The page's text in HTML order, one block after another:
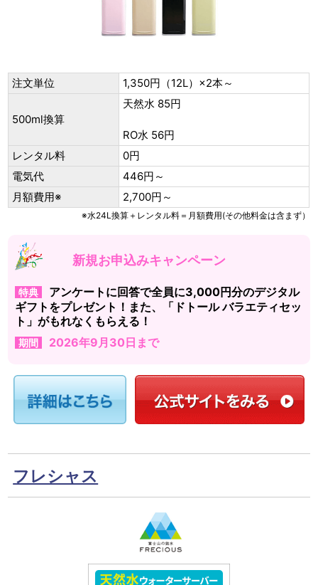
注文単位 1,350円（12L）×2本～
500ml換算
天然水 85円
RO水 56円
レンタル料
0円
電気代
446円～
月額費用※
2,700円～
※水24L換算＋レンタル料＝月額費用(その他料金は含まず）
新規お申込みキャンペーン
特典
アンケートに回答で全員に3,000円分のデジタル
ギフトをプレゼント！また、「ドトール バラエティセッ
ト」がもれなくもらえる！
期間 2026年9月30日まで
フレシャス